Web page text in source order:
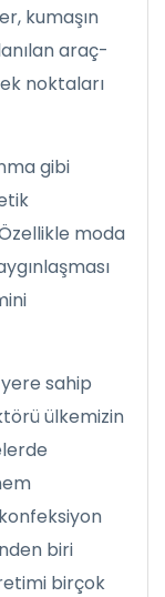
kumaşın
araç-
noktaları
gibi
moda
sahip
ülkemizin
biri
birçok